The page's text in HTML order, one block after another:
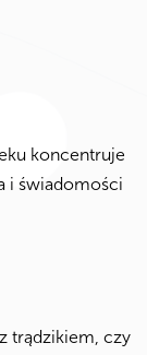
koncentruje
i świadomości
trądzikiem, czy